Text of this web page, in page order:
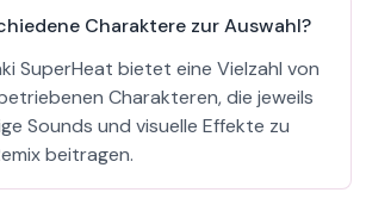
Charaktere zur Auswahl?
SuperHeat bietet eine Vielzahl von
Charakteren, die jeweils
Sounds und visuelle Effekte zu
beitragen.